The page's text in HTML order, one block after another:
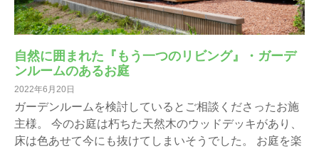
自然に囲まれた『もう一つのリビング』・ガーデ
ンルームのあるお庭
2022年6月20日
ガーデンルームを検討しているとご相談くださったお施
主様。 今のお庭は朽ちた天然木のウッドデッキがあり、
床は色あせて今にも抜けてしまいそうでした。 お庭を楽